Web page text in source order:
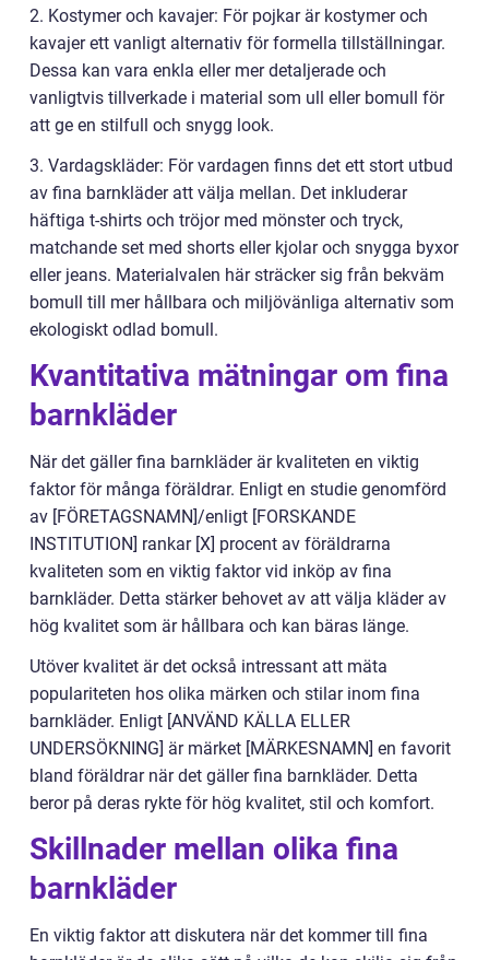
2. Kostymer och kavajer: För pojkar är kostymer och
kavajer ett vanligt alternativ för formella tillställningar.
Dessa kan vara enkla eller mer detaljerade och
vanligtvis tillverkade i material som ull eller bomull för
att ge en stilfull och snygg look.
3. Vardagskläder: För vardagen finns det ett stort utbud
av fina barnkläder att välja mellan. Det inkluderar
häftiga t-shirts och tröjor med mönster och tryck,
matchande set med shorts eller kjolar och snygga byxor
eller jeans. Materialvalen här sträcker sig från bekväm
bomull till mer hållbara och miljövänliga alternativ som
ekologiskt odlad bomull.
Kvantitativa mätningar om fina
barnkläder
När det gäller fina barnkläder är kvaliteten en viktig
faktor för många föräldrar. Enligt en studie genomförd
av [FÖRETAGSNAMN]/enligt [FORSKANDE
INSTITUTION] rankar [X] procent av föräldrarna
kvaliteten som en viktig faktor vid inköp av fina
barnkläder. Detta stärker behovet av att välja kläder av
hög kvalitet som är hållbara och kan bäras länge.
Utöver kvalitet är det också intressant att mäta
populariteten hos olika märken och stilar inom fina
barnkläder. Enligt [ANVÄND KÄLLA ELLER
UNDERSÖKNING] är märket [MÄRKESNAMN] en favorit
bland föräldrar när det gäller fina barnkläder. Detta
beror på deras rykte för hög kvalitet, stil och komfort.
Skillnader mellan olika fina
barnkläder
En viktig faktor att diskutera när det kommer till fina